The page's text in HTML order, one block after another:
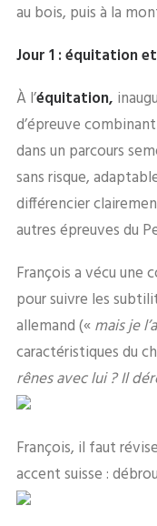
au bois, puis à la
Jour 1 : équitation
À l’équitation,
d’épreuve
dans un parcours
sans risque,
différencier
autres épreuves du
François a vécu une
pour suivre les
allemand («mais je
caractéristiques du
rênes avec lui ? Il
François, il faut
accent suisse :